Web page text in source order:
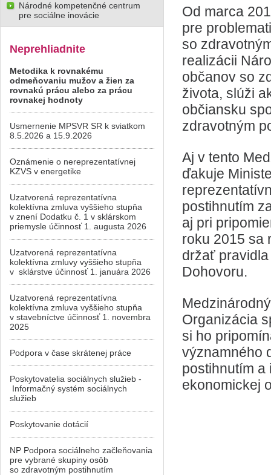
Od marca
pre
so
realizácii
občanov so
života, slúži
občiansku
zdravotným
Aj v tento
ďakuje
postihnutím
aj pri
roku 2015 sa
držať pravidla
Dohovoru.
Organizácia
si ho
významného
postihnutím a
ekonomickej
Národné kompetenčné centrum
pre sociálne inovácie
Neprehliadnite
Metodika k rovnakému
odmeňovaniu mužov a žien za
rovnakú prácu alebo za prácu
rovnakej hodnoty
Usmernenie MPSVR SR k sviatkom
8.5.2026 a 15.9.2026
Oznámenie o nereprezentatívnej
KZVS v energetike
Uzatvorená reprezentatívna
kolektívna zmluva vyššieho stupňa
v znení Dodatku č. 1 v sklárskom
priemysle účinnosť 1. augusta 2026
Uzatvorená reprezentatívna
kolektívna zmluvy vyššieho stupňa
v sklárstve účinnosť 1. januára 2026
Uzatvorená reprezentatívna
kolektívna zmluva vyššieho stupňa
v stavebníctve účinnosť 1. novembra
2025
Podpora v čase skrátenej práce
Poskytovatelia sociálnych služieb -
Informačný systém sociálnych
služieb
Poskytovanie dotácií
NP Podpora sociálneho začleňovania
pre vybrané skupiny osôb
so zdravotným postihnutím